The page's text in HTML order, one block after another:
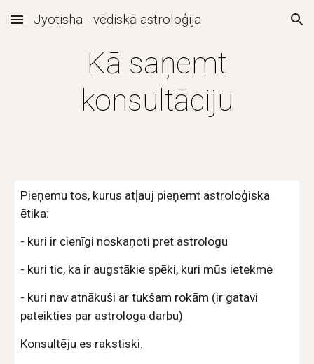
Skip to main content Skip to navigation
Jyotisha - vēdiskā astroloģija
Kā saņemt
konsultāciju
Pieņemu tos, kurus atļauj pieņemt astroloģiska
ētika:
- kuri ir cienīgi noskaņoti pret astrologu
- kuri tic, ka ir augstākie spēki, kuri mūs ietekme
- kuri nav atnākuši ar tukšam rokām (ir gatavi
pateikties par astrologa darbu)
Konsultēju es rakstiski.